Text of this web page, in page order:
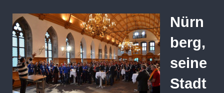
Nürn
berg,
seine
Stadt